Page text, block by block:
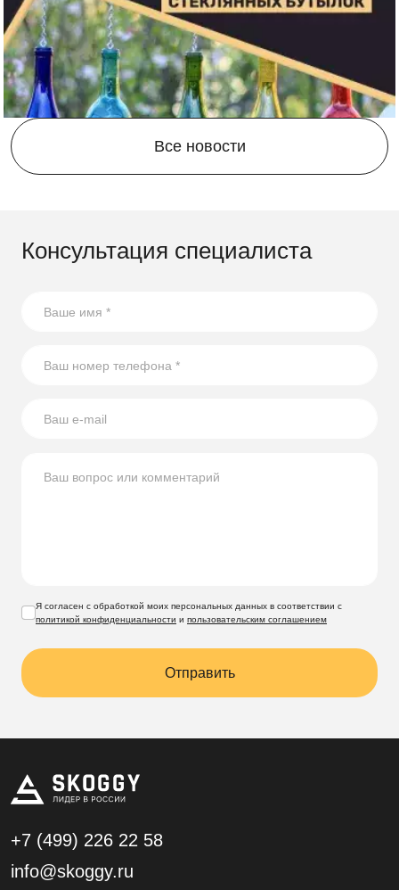
21.08.2023
бутылок
использованию стеклянных бутылок на участке.
Все новости
Консультация специалиста
Я согласен с обработкой моих персональных данных в соответствии с
политикой конфиденциальности и пользовательским соглашением
Отправить
+7 (499) 226 22 58
info@skoggy.ru